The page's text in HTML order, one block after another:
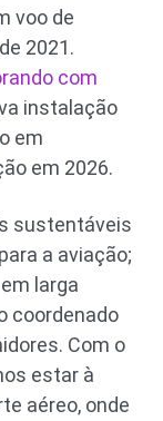
voo de
2021.
com
instalação
em
em 2026.
sustentáveis
a aviação;
larga
coordenado
Com o
estar à
aéreo, onde